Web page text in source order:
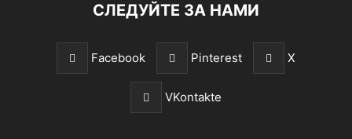
СЛЕДУЙТЕ ЗА НАМИ
Facebook Pinterest X
VKontakte